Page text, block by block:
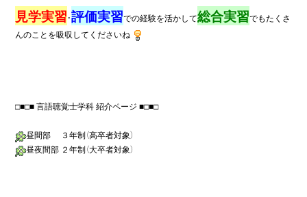
見学実習・評価実習での経験を活かして総合実習でもたくさ
んのことを吸収してくださいね
□■□■ 言語聴覚士学科 紹介ページ ■□■□
昼間部　 ３年制（高卒者対象）
昼夜間部 ２年制（大卒者対象）